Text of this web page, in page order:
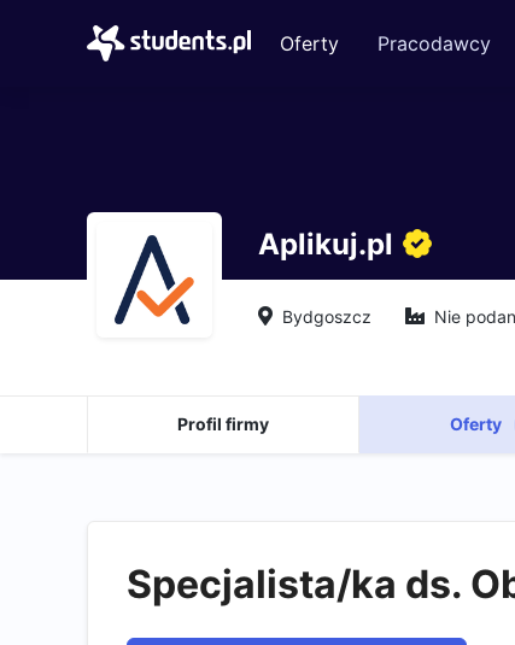
Oferty Pracodawcy
Aplikuj.pl
Bydgoszcz Nie
Profil firmy Oferty
Specjalista/ka ds.